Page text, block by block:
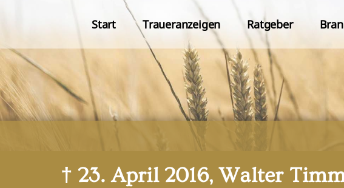
Start Traueranzeigen Ratgeber
† 23. April 2016, Walter